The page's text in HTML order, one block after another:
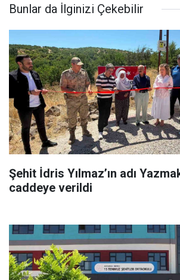
Bunlar da İlginizi Çekebilir
Şehit İdris Yılmaz’ın adı
caddeye verildi